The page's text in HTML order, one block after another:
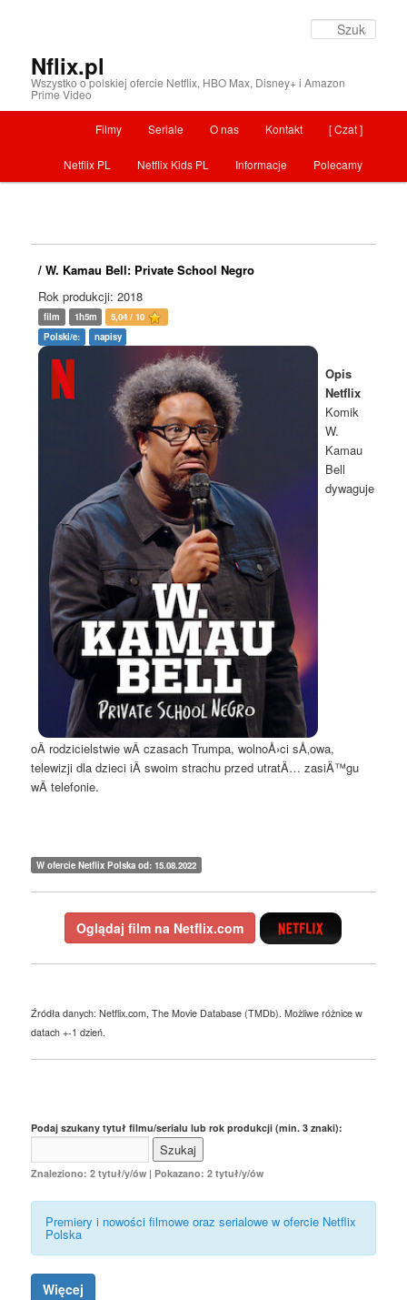
Nflix.pl
Wszystko o polskiej ofercie Netflix, HBO Max, Disney+ i Amazon
Prime Video
Menu główne
Przeskocz do tekstu [ Czat ]
Kontakt
O nas
Seriale
Filmy
Polecamy
Informacje
Netflix Kids PL
Netflix PL
/ W. Kamau Bell: Private School Negro
Rok produkcji: 2018
film 1h5m
5,04 / 10
Polski/e:
napisy
Opis
Netflix
Komik
W.
Kamau
Bell
dywaguje
oÂ rodzicielstwie wÂ czasach Trumpa, wolnoÅ›ci sÅ‚owa,
telewizji dla dzieci iÂ swoim strachu przed utratÄ… zasiÄ™gu
wÂ telefonie.
W ofercie Netflix Polska od: 15.08.2022
Oglądaj film na Netflix.com
Źródła danych: Netflix.com, The Movie Database (TMDb). Możliwe różnice w
datach +-1 dzień.
Podaj szukany tytuł filmu/serialu lub rok produkcji (min. 3 znaki):
Znaleziono: 2 tytuł/y/ów | Pokazano: 2 tytuł/y/ów
Premiery i nowości filmowe oraz serialowe w ofercie Netflix
Polska
Więcej